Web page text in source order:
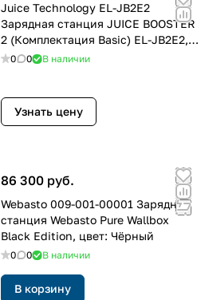
Juice Technology EL-JB2E2
Зарядная станция JUICE BOOSTER
2 (Комплектация Basic) EL-JB2E2,
цвет: Антрацит, оттенок: Металлик
0 0 В наличии
Узнать цену
86 300 руб.
Webasto 009-001-00001 Зарядная
станция Webasto Pure Wallbox
Black Edition, цвет: Чёрный
0 0 В наличии
В корзину